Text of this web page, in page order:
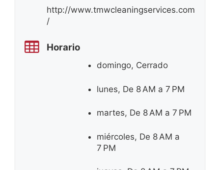
http://www.tmwcleaningservices.com
/
Horario
domingo, Cerrado
lunes, De 8 AM a 7 PM
martes, De 8 AM a 7 PM
miércoles, De 8 AM a
7 PM